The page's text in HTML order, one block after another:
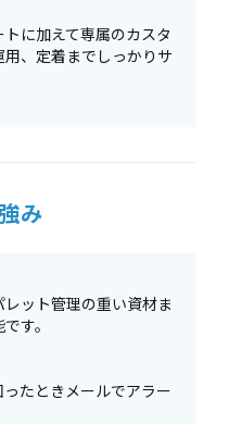
に加えて専属のカスタ
、定着までしっかりサ
み
ット管理の重い資材ま
す。
たときメールでアラー